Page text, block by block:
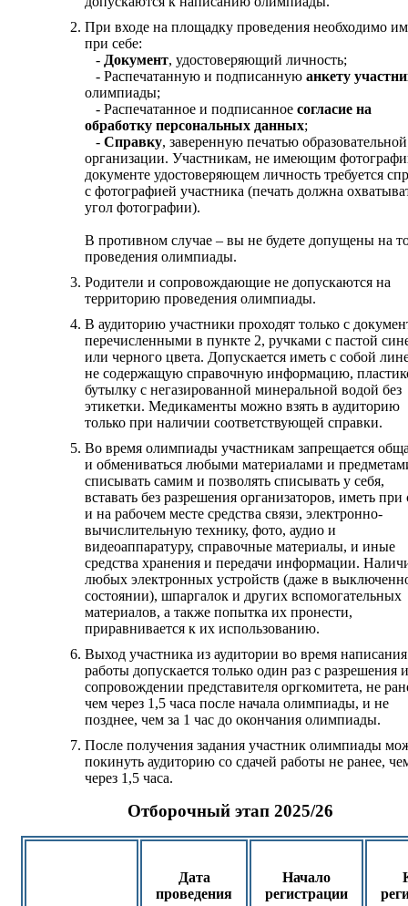
При входе на площадку проведения необходимо
при себе:
- Документ, удостоверяющий личность;
- Распечатанную и подписанную анкету
олимпиады;
- Распечатанное и подписанное согласие на
обработку персональных данных;
- Справку, заверенную печатью образовательной
организации. Участникам, не имеющим
документе удостоверяющем личность требуется
с фотографией участника (печать должна
угол фотографии).
В противном случае – вы не будете допущены на
проведения олимпиады.
Родители и сопровождающие не допускаются на
территорию проведения олимпиады.
В аудиторию участники проходят только с
перечисленными в пункте 2, ручками с пастой
или черного цвета. Допускается иметь с собой
не содержащую справочную информацию,
бутылку с негазированной минеральной водой без
этикетки. Медикаменты можно взять в аудиторию
только при наличии соответствующей справки.
Во время олимпиады участникам запрещается
и обмениваться любыми материалами и
списывать самим и позволять списывать у себя,
вставать без разрешения организаторов, иметь при
и на рабочем месте средства связи, электронно-
вычислительную технику, фото, аудио и
видеоаппаратуру, справочные материалы, и иные
средства хранения и передачи информации.
любых электронных устройств (даже в
состоянии), шпаргалок и других вспомогательных
материалов, а также попытка их пронести,
приравнивается к их использованию.
Выход участника из аудитории во время написания
работы допускается только один раз с разрешения
сопровождении представителя оргкомитета, не
чем через 1,5 часа после начала олимпиады, и не
позднее, чем за 1 час до окончания олимпиады.
После получения задания участник олимпиады
покинуть аудиторию со сдачей работы не ранее,
через 1,5 часа.
Отборочный этап 2025/26
Дата
проведения
Начало
регистрации